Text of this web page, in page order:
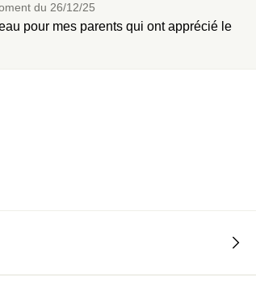
du 26/12/25
pour mes parents qui ont apprécié le